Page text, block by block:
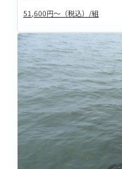
51,600円～（税込）/組